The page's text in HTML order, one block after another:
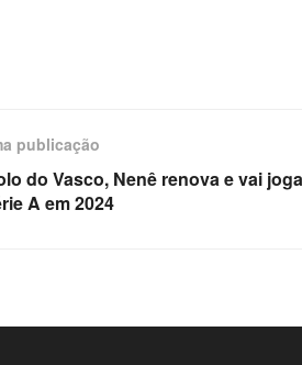
publicação
do Vasco, Nenê renova e vai
A em 2024